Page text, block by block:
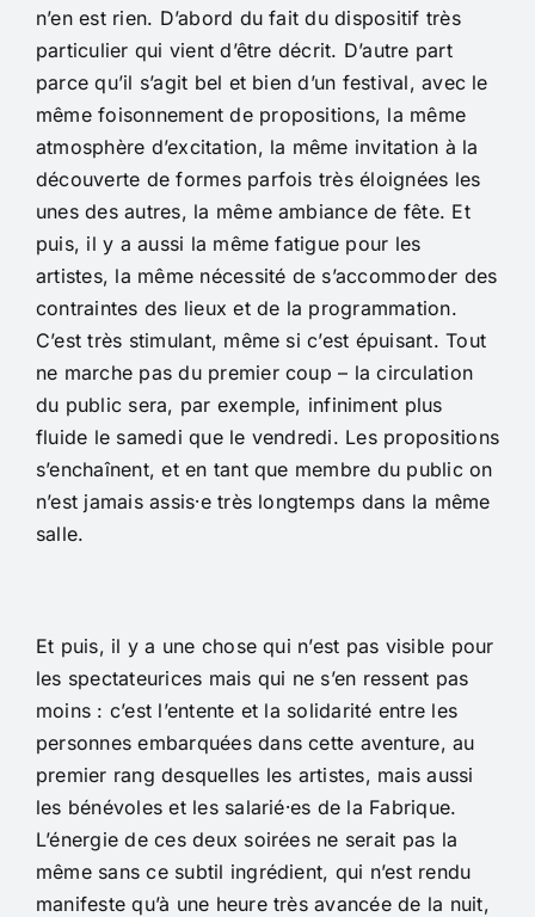
n’en est rien. D’abord du fait du dispositif très
particulier qui vient d’être décrit. D’autre part
parce qu’il s’agit bel et bien d’un festival, avec le
même foisonnement de propositions, la même
atmosphère d’excitation, la même invitation à la
découverte de formes parfois très éloignées les
unes des autres, la même ambiance de fête. Et
puis, il y a aussi la même fatigue pour les
artistes, la même nécessité de s’accommoder des
contraintes des lieux et de la programmation.
C’est très stimulant, même si c’est épuisant. Tout
ne marche pas du premier coup – la circulation
du public sera, par exemple, infiniment plus
fluide le samedi que le vendredi. Les propositions
s’enchaînent, et en tant que membre du public on
n’est jamais assis⸱e très longtemps dans la même
salle.
Et puis, il y a une chose qui n’est pas visible pour
les spectateurices mais qui ne s’en ressent pas
moins : c’est l’entente et la solidarité entre les
personnes embarquées dans cette aventure, au
premier rang desquelles les artistes, mais aussi
les bénévoles et les salarié⸱es de la Fabrique.
L’énergie de ces deux soirées ne serait pas la
même sans ce subtil ingrédient, qui n’est rendu
manifeste qu’à une heure très avancée de la nuit,